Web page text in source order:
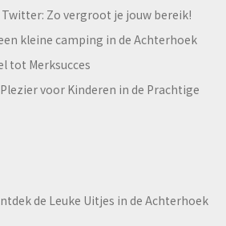
Zo vergroot je jouw bereik!
kleine camping in de Achterhoek
tot Merksucces
voor Kinderen in de Prachtige
de Leuke Uitjes in de Achterhoek